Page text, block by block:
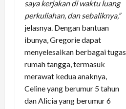
saya kerjakan di waktu luang
perkuliahan, dan sebaliknya,”
jelasnya. Dengan bantuan
ibunya, Gregorie dapat
menyelesaikan berbagai tugas
rumah tangga, termasuk
merawat kedua anaknya,
Celine yang berumur 5 tahun
dan Alicia yang berumur 6